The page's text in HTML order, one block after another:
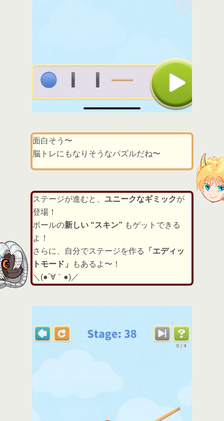
面白そう〜
脳トレにもなりそうなパズルだね〜
ステージが進むと、 ユニークなギミックが
登場！
ボールの新しい “スキン” もゲットできる
よ！
さらに、自分でステージを作る
「エディッ
トモード」
もあるよ〜！
＼(●´∀｀●)／